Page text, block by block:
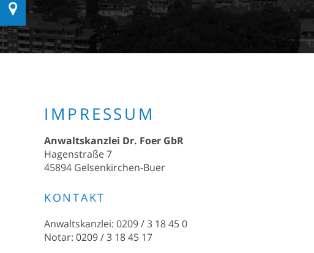
IMPRESSUM
Anwaltskanzlei Dr. Foer GbR
Hagenstraße 7
45894 Gelsenkirchen-Buer
KONTAKT
Anwaltskanzlei: 0209 / 3 18 45 0
Notar: 0209 / 3 18 45 17